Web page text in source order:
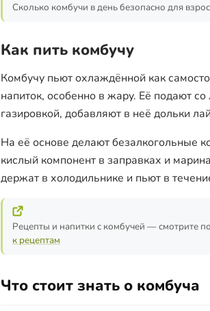
Сколько комбучи в день безопасно для
Как пить комбучу
Комбучу пьют охлаждённой как
напиток, особенно в жару. Её подают
газировкой, добавляют в неё дольки
На её основе делают безалкогольные
кислый компонент в заправках и
держат в холодильнике и пьют в
Рецепты и напитки с комбучей — смотрите
к рецептам
Что стоит знать о комбуча